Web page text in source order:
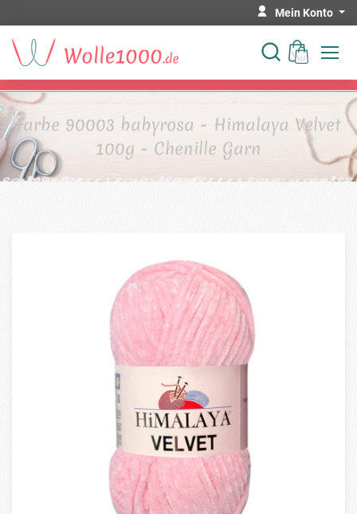
Mein Konto
Farbe 90003 babyrosa - Himalaya Velvet
100g - Chenille Garn